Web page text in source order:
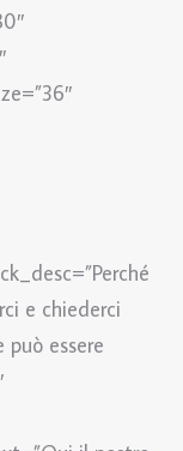
e chiederci
essere